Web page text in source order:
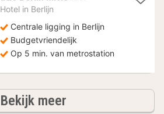
86,01
€
Hotel in Berlijn
Centrale ligging in Berlijn
Budgetvriendelijk
Op 5 min. van metrostation
Bekijk meerhotels